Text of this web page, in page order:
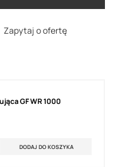
Zapytaj o ofertę
GF WR 1000
DODAJ DO KOSZYKA